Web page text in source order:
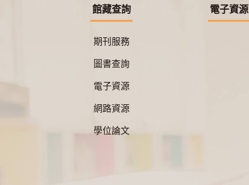
館藏查詢
期刊服務
圖書查詢
電子資源
網路資源
學位論文
電子資源